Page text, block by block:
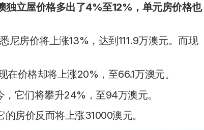
独立屋价格多出了4%至12%，单元房价格也
房价将上涨13%，达到111.9万澳元。而现
价格却将上涨20%，至66.1万澳元。
它们将攀升24%，至94万澳元。
房价反而将上涨31000澳元。